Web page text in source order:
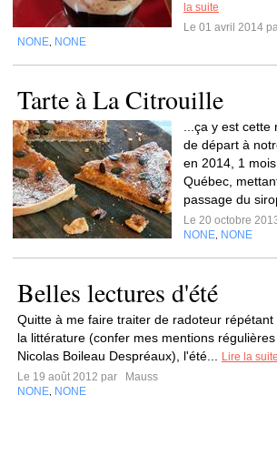
la suite
Le 01 avril 2014
NONE NONE
Tarte à La Citrouille
...ça y est
de départ à
en 2014, 1
Québec,
passage du
Le 20 octobre
NONE NONE
Belles lectures d'été
Quitte à me faire traiter de radoteur
la littérature (confer mes mentions
Nicolas Boileau Despréaux), l'été...
Lire la suite
Le 19 août 2012 par
Mauss
NONE NONE